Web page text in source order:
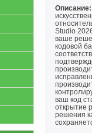
Studio
ваше
кодовой
ваш код
открытие
решения